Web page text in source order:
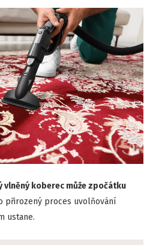
vlněný koberec může zpočátku
přirozený proces uvolňování
ustane.